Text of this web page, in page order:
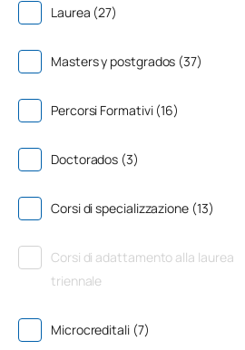
Laurea (27)
Masters y postgrados (37)
Percorsi Formativi (16)
Doctorados (3)
Corsi di specializzazione (13)
Corsi di adattamento alla laurea
triennale
Microcreditali (7)